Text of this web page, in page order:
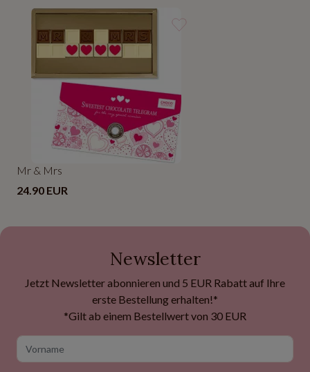
Mr & Mrs
24.90 EUR
Newsletter
Jetzt Newsletter abonnieren und 5 EUR Rabatt auf Ihre
erste Bestellung erhalten!*
*Gilt ab einem Bestellwert von 30 EUR